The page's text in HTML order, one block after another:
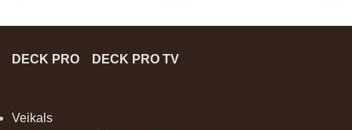
DECK PRO DECK PRO TV
Veikals